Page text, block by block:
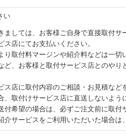
い
ましては、お客様ご自身で直接取付サ
ス店にてお支払いください。
り取付料マージンや紹介料などは一切
ど、お客様と取付サービス店とのや
ス店に取付内容のご相談・お見積な
、取付けサービス店に直送しないよう
付希望の場合は、必ずご注文前に取付
介サービスをご利用いただいた場合